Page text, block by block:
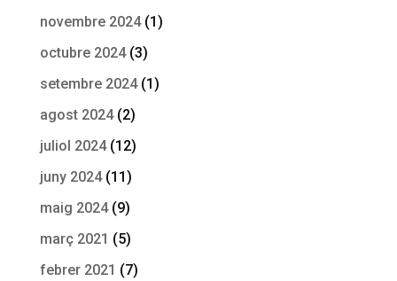
novembre 2024(1)
octubre 2024(3)
setembre 2024(1)
agost 2024(2)
juliol 2024(12)
juny 2024(11)
maig 2024(9)
març 2021 (5)
febrer 2021 (7)